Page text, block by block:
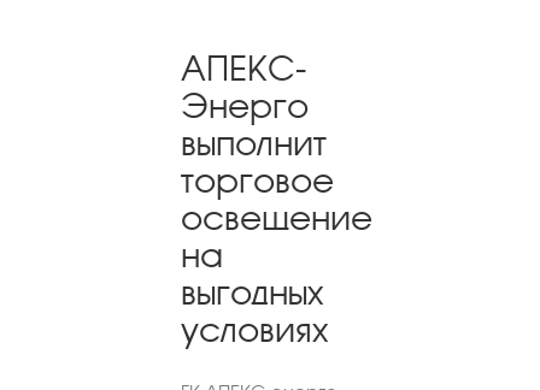
АПЕКС-
Энерго
выполнит
торговое
освещение
на
выгодных
условиях